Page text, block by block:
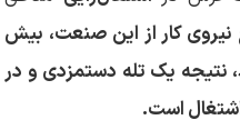
کار از این صنعت، بیش
نتیجه یک تله دستمزدی و در
است.